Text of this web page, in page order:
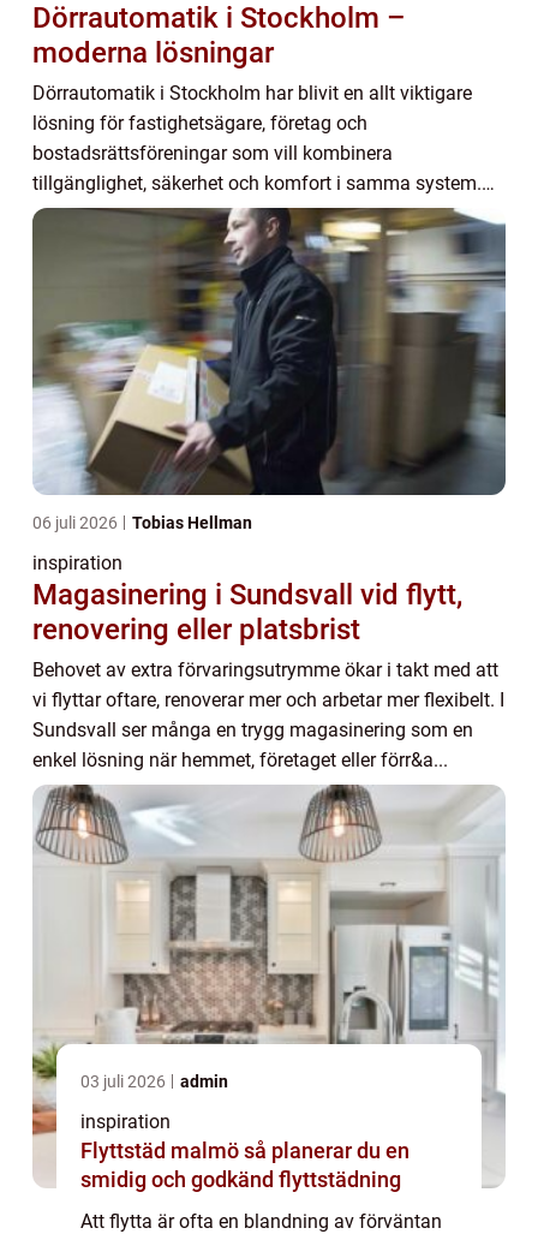
Dörrautomatik i Stockholm –
moderna lösningar
Dörrautomatik i Stockholm har blivit en allt viktigare
lösning för fastighetsägare, företag och
bostadsrättsföreningar som vill kombinera
tillgänglighet, säkerhet och komfort i samma system.
Automatiska d&...
06 juli 2026 Tobias Hellman
inspiration
Magasinering i Sundsvall vid flytt,
renovering eller platsbrist
Behovet av extra förvaringsutrymme ökar i takt med att
vi flyttar oftare, renoverar mer och arbetar mer flexibelt. I
Sundsvall ser många en trygg magasinering som en
enkel lösning när hemmet, företaget eller förr&a...
03 juli 2026 admin
inspiration
Flyttstäd malmö så planerar du en
smidig och godkänd flyttstädning
Att flytta är ofta en blandning av förväntan